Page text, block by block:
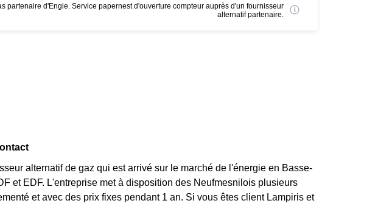
partenaire d'Engie. Service papernest d'ouverture compteur auprès d'un fournisseur
alternatif partenaire.
alternatif de gaz qui est arrivé sur le marché de l'énergie en Basse-
et EDF. L'entreprise met à disposition des Neufmesnilois plusieurs
et avec des prix fixes pendant 1 an. Si vous êtes client Lampiris et